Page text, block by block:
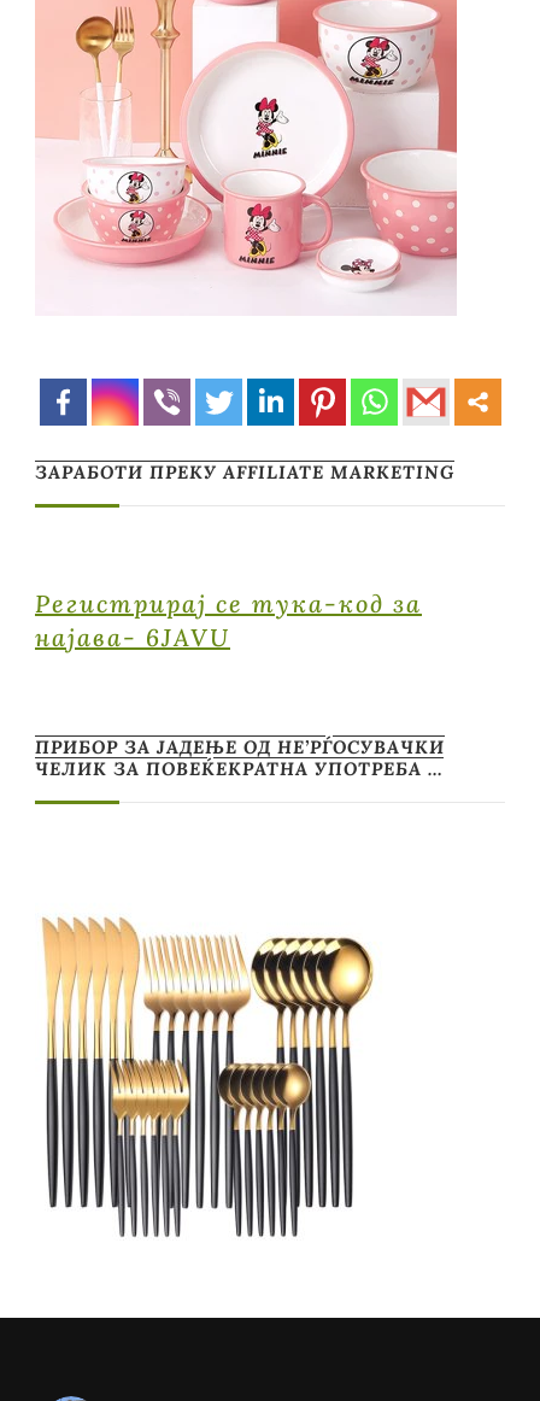
ЗАРАБОТИ ПРЕКУ AFFILIATE MARKETING
Регистрирај се тука-код за
најава- 6JAVU
ПРИБОР ЗА ЈАДЕЊЕ ОД НЕ’РЃОСУВАЧКИ
ЧЕЛИК ЗА ПОВЕЌЕКРАТНА УПОТРЕБА …